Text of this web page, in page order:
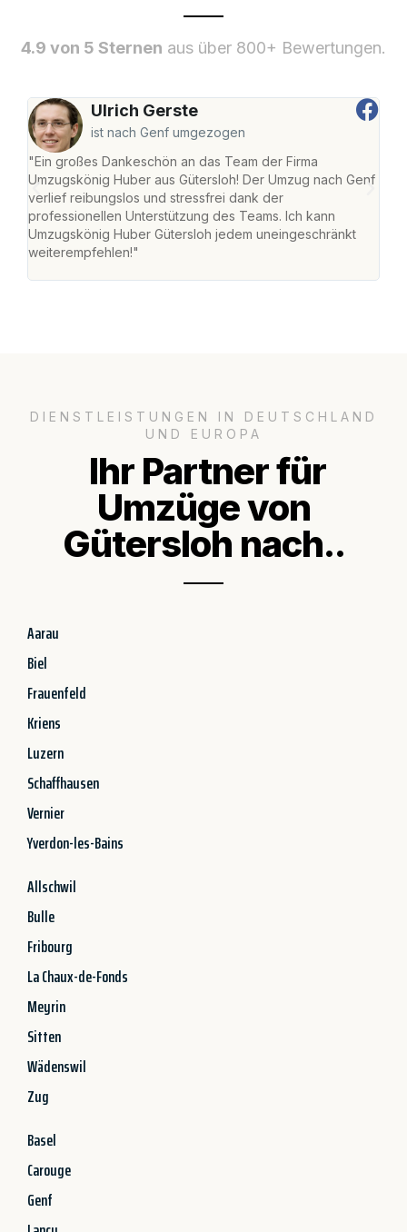
4.9 von 5 Sternen aus über 800+ Bewertungen.
Ulrich Gerste
ist nach Genf umgezogen
"Ein großes Dankeschön an das Team der Firma
Umzugskönig Huber aus Gütersloh! Der Umzug nach Genf
verlief reibungslos und stressfrei dank der
professionellen Unterstützung des Teams. Ich kann
Umzugskönig Huber Gütersloh jedem uneingeschränkt
weiterempfehlen!"
DIENSTLEISTUNGEN IN DEUTSCHLAND
UND EUROPA
Ihr Partner für
Umzüge von
Gütersloh nach..
Aarau
Biel
Frauenfeld
Kriens
Luzern
Schaffhausen
Vernier
Yverdon-les-Bains
Allschwil
Bulle
Fribourg
La Chaux-de-Fonds
Meyrin
Sitten
Wädenswil
Zug
Basel
Carouge
Genf